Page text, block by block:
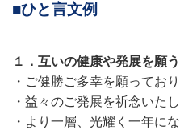
■ひと言文例
１．互いの健康や発展を願
・ご健勝ご多幸を願ってお
・益々のご発展を祈念いた
・より一層、光耀く一年に